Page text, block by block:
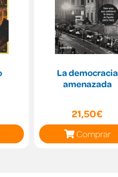
La democracia
amenazada
21,50€
Comprar